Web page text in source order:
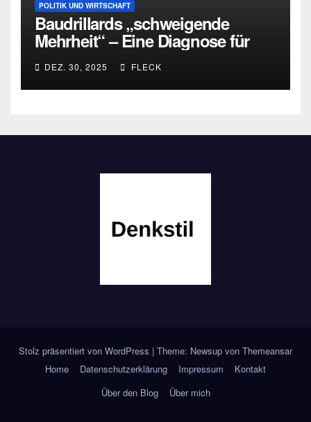
POLITIK UND WIRTSCHAFT
Baudrillards „schweigende
Mehrheit“ – Eine Diagnose für
heute
DEZ. 30, 2025 FLECK
Stolz präsentiert von WordPress | Theme: Newsup von Themeansar
Home
Datenschutzerklärung Impressum
Kontakt
Über den Blog
Über mich